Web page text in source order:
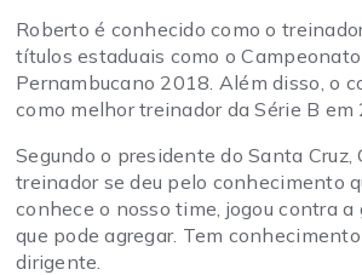
Roberto é conhecido como o
títulos estaduais como o
Pernambucano 2018. Além disso, o
como melhor treinador da Série B
Segundo o presidente do Santa
treinador se deu pelo conhecimento
conhece o nosso time, jogou contra
que pode agregar. Tem
dirigente.